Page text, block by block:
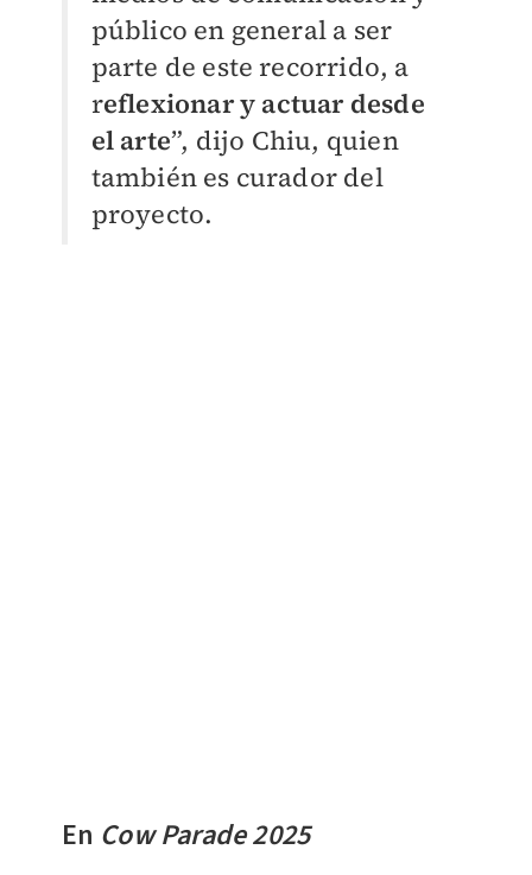
público en general a ser
parte de este recorrido, a
reflexionar y actuar desde
el arte”, dijo Chiu, quien
también es curador del
proyecto.
En Cow Parade 2025